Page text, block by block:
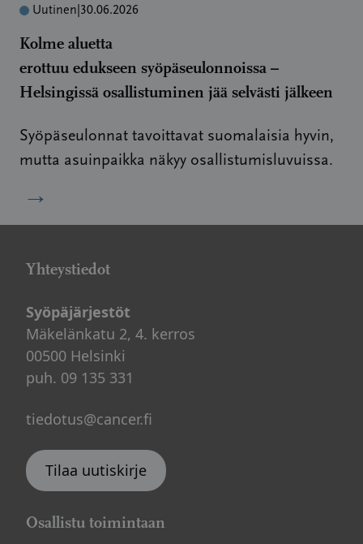
Uutinen 30.06.2026
Kolme aluetta
erottuu edukseen syöpäseulonnoissa –
Helsingissä osallistuminen jää selvästi jälkeen
Syöpäseulonnat tavoittavat suomalaisia hyvin,
mutta asuinpaikka näkyy osallistumisluvuissa.
→
Yhteystiedot
Syöpäjärjestöt
Mäkelänkatu 2, 4. kerros
00500 Helsinki
puh. 09 135 331
tiedotus@cancer.fi
Tilaa uutiskirje
Osallistu toimintaan